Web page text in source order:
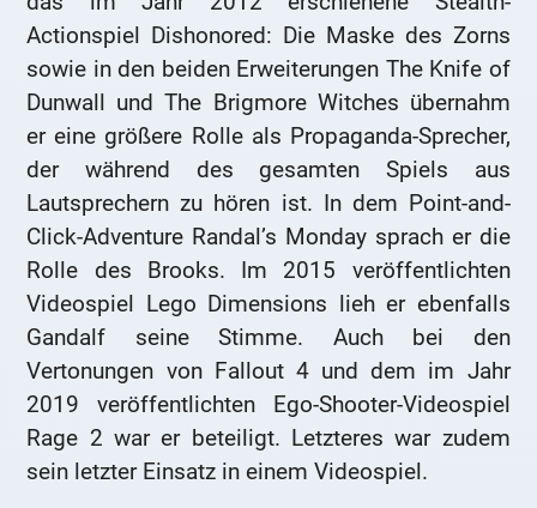
Actionspiel Dishonored: Die Maske des Zorns
sowie in den beiden Erweiterungen The Knife of
Dunwall und The Brigmore Witches übernahm
er eine größere Rolle als Propaganda-Sprecher,
der während des gesamten Spiels aus
Lautsprechern zu hören ist. In dem Point-and-
Click-Adventure Randal’s Monday sprach er die
Rolle des Brooks. Im 2015 veröffentlichten
Videospiel Lego Dimensions lieh er ebenfalls
Gandalf seine Stimme. Auch bei den
Vertonungen von Fallout 4 und dem im Jahr
2019 veröffentlichten Ego-Shooter-Videospiel
Rage 2 war er beteiligt. Letzteres war zudem
sein letzter Einsatz in einem Videospiel.